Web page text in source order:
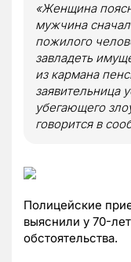
«Женщина
мужчина
пожилого
завладеть
из кармана
заявительница
убегающего
говорится в
Полицейские
выяснили у 70-
обстоятельства.